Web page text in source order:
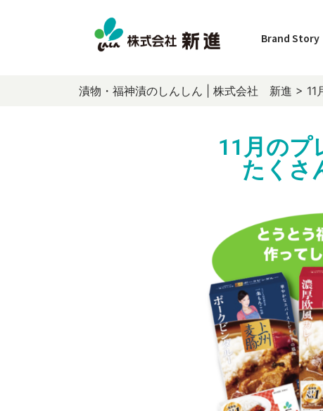
Brand Story
漬物・福神漬のしんしん | 株式会社 新進 > 11
11月のプ
たくさ